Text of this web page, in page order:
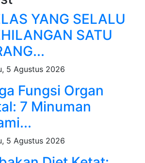
YANG SELALU
SATU
5 Agustus 2026
Fungsi Organ
7 Minuman
5 Agustus 2026